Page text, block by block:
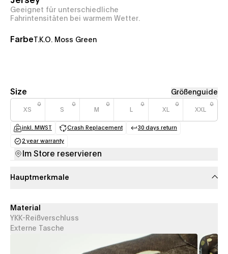
Geeignet für unterschiedliche
Fahrintensitäten bei warmem Wetter.
Farbe T.K.O. Moss Green
Size Größenguide
XS S M XL XXL
inkl. MWST
(opens in a new tab)
Crash Replacement 30 days return
2 year warranty
Im Store reservieren
Hauptmerkmale
Material
YKK-Reißverschluss
Externe Tasche